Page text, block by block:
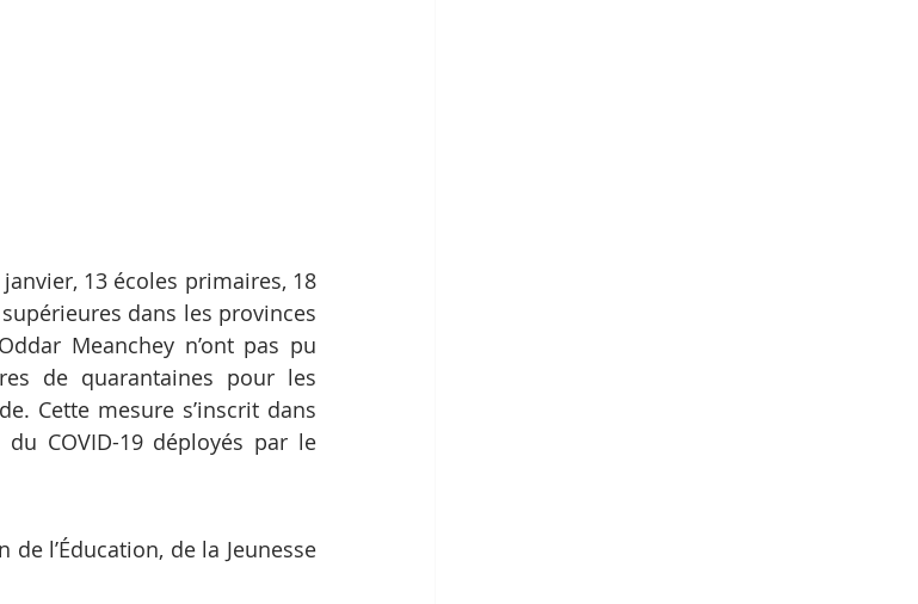
13 écoles primaires, 18
dans les provinces
Meanchey n’ont pas pu
de quarantaines pour les
Cette mesure s’inscrit dans
COVID-19 déployés par le
l’Éducation, de la Jeunesse